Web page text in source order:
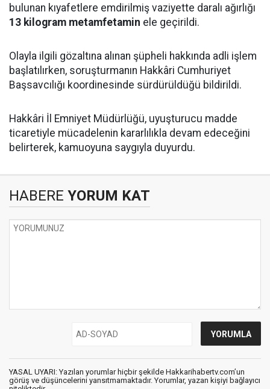
bulunan kıyafetlere emdirilmiş vaziyette daralı ağırlığı
13 kilogram metamfetamin ele geçirildi.
Olayla ilgili gözaltına alınan şüpheli hakkında adli işlem
başlatılırken, soruşturmanın Hakkâri Cumhuriyet
Başsavcılığı koordinesinde sürdürüldüğü bildirildi.
Hakkâri İl Emniyet Müdürlüğü, uyuşturucu madde
ticaretiyle mücadelenin kararlılıkla devam edeceğini
belirterek, kamuoyuna saygıyla duyurdu.
HABERE YORUM KAT
YASAL UYARI: Yazılan yorumlar hiçbir şekilde Hakkarihabertv.com’un
görüş ve düşüncelerini yansıtmamaktadır. Yorumlar, yazan kişiyi bağlayıcı